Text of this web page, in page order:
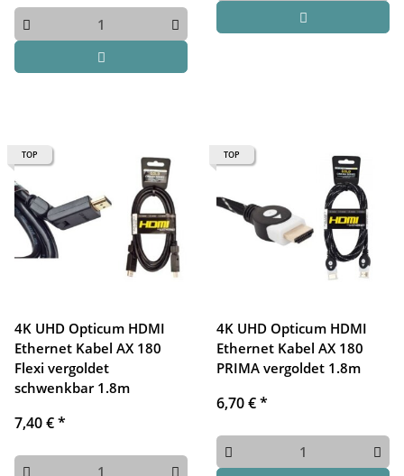
TOP
4K UHD Opticum HDMI
Ethernet Kabel AX 180
Flexi vergoldet
schwenkbar 1.8m
7,40 €*
TOP
4K UHD Opticum HDMI
Ethernet Kabel AX 180
PRIMA vergoldet 1.8m
6,70 €*